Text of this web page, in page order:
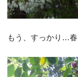
もう、すっかり…春